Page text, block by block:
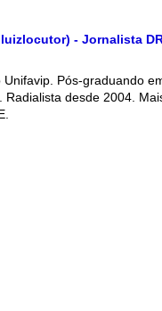
- Jornalista
Pós-graduando
Radialista desde 2004.